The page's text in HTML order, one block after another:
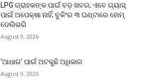
LPG ଗ୍ରାହକଙ୍କ ପାଇଁ ବଡ଼ ଖବର; ଏବେ ଗ୍ୟାସ୍‌
ପାଇଁ ଅପେକ୍ଷା ନାହିଁ; ବୁକିଂର ୩ ଘଣ୍ଟାରେ ହୋମ୍‌
ଡେଲିଭରି
August 9, 2026
‘ଆଧାର’ ପାଇଁ ଅଟକୁଛି ଅଧିକାର
August 9, 2026